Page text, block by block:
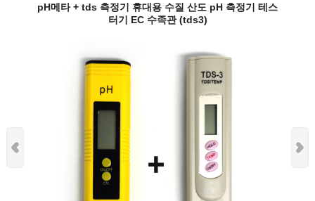
pH메타 + tds 측정기 휴대용 수질 산도 pH 측정기 테스
터기 EC 수족관 (tds3)